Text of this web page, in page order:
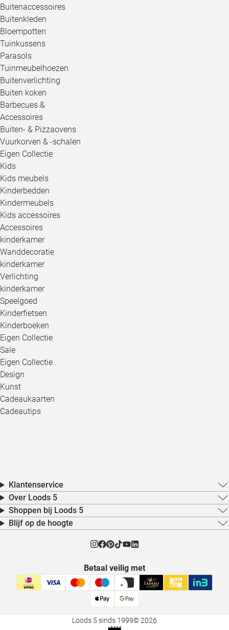
Buitenaccessoires
Buitenkleden
Bloempotten
Tuinkussens
Parasols
Tuinmeubelhoezen
Buitenverlichting
Buiten koken
Barbecues &
Accessoires
Buiten- & Pizzaovens
Vuurkorven & -schalen
Eigen Collectie
Kids
Kids meubels
Kinderbedden
Kindermeubels
Kids accessoires
Accessoires
kinderkamer
Wanddecoratie
kinderkamer
Verlichting
kinderkamer
Speelgoed
Kinderfietsen
Kinderboeken
Eigen Collectie
Sale
Eigen Collectie
Design
Kunst
Cadeaukaarten
Cadeautips
Klantenservice
Over Loods 5
Shoppen bij Loods 5
Blijf op de hoogte
Betaal veilig met
Loods 5 sinds 1999© 2026